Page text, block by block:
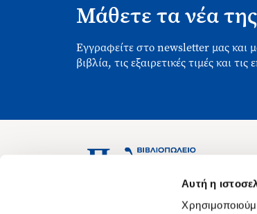
Αυτή η
Μάθετε τα νέα
Εγγραφείτε στο newsletter μας και
βιβλία, τις εξαιρετικές τιμές και
Ασκληπιού 1-3, Αθήνα 106 79